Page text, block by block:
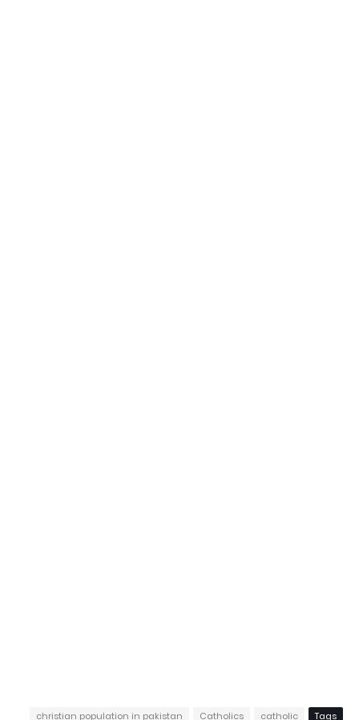
Tags
catholic
Catholics
christian population in pakistan